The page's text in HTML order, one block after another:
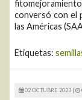
conversó con el
las Américas
Etiquetas:
02 OCTUBRE 2023 |